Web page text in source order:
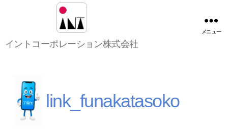
ン
レ
イントコーポレーション株式会社
メニュー
link_funakatasoko